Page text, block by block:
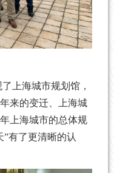
上海城市规划馆，
来的变迁、上海城
年上海城市的总体规
有了更清晰的认